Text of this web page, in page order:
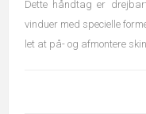
Dette håndtag er
vinduer med specielle
let at på- og afmontere